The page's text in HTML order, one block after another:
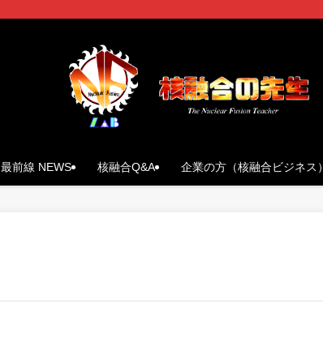
最前線 NEWS 核融合Q&A 企業の方（核融合ビジネス）